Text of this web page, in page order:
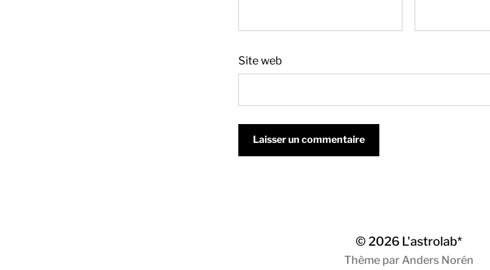
Site web
© 2026 L'astrolab*
Thème par Anders Norén